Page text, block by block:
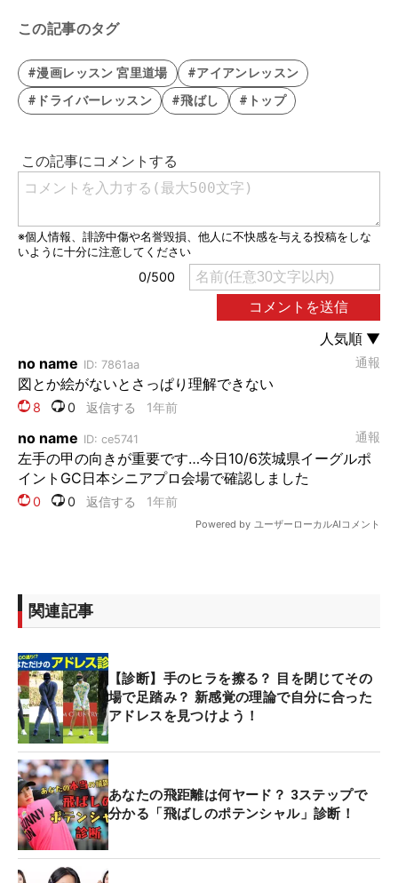
この記事のタグ
#漫画レッスン 宮里道場
#アイアンレッスン
#ドライバーレッスン
#飛ばし #トップ
関連記事
【診断】手のヒラを擦る？ 目を閉じてその
場で足踏み？ 新感覚の理論で自分に合った
アドレスを見つけよう！
あなたの飛距離は何ヤード？ 3ステップで
分かる「飛ばしのポテンシャル」診断！